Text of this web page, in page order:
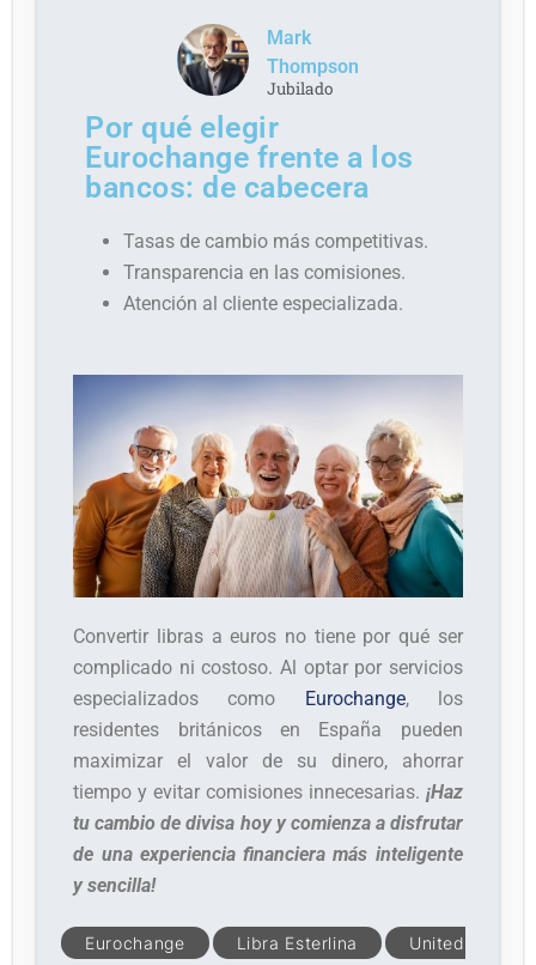
Mark
Thompson
Jubilado
Por qué elegir
Eurochange frente a los
bancos: de cabecera
Tasas de cambio más competitivas.
Transparencia en las comisiones.
Atención al cliente especializada.
Convertir libras a euros no tiene por qué ser
complicado ni costoso. Al optar por servicios
especializados como Eurochange, los
residentes británicos en España pueden
maximizar el valor de su dinero, ahorrar
tiempo y evitar comisiones innecesarias. ¡Haz
tu cambio de divisa hoy y comienza a disfrutar
de una experiencia financiera más inteligente
y sencilla!
Eurochange Libra Esterlina
United